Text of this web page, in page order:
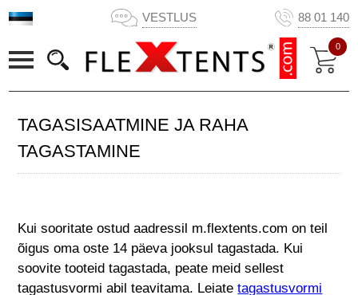
VESTLUS 88 01 140
0
TAGASISAATMINE JA RAHA
TAGASTAMINE
Kui sooritate ostud aadressil m.flextents.com on teil
õigus oma oste 14 päeva jooksul tagastada. Kui
soovite tooteid tagastada, peate meid sellest
tagastusvormi abil teavitama. Leiatetagastusvormi